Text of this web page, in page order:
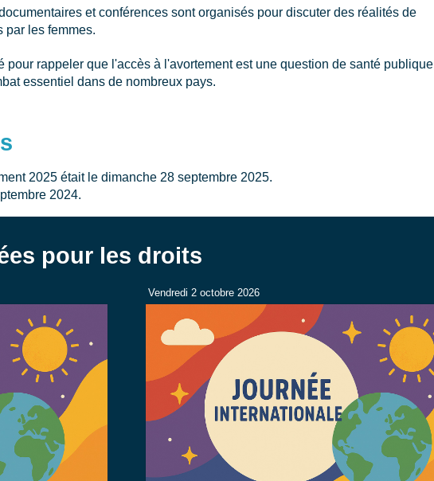
et conférences sont organisés pour discuter des réalités de
par les femmes.
pour rappeler que l'accès à l'avortement est une question de santé
essentiel dans de nombreux pays.
2025 était le dimanche 28 septembre 2025.
2024.
pour les droits
Vendredi 2 octobre 2026